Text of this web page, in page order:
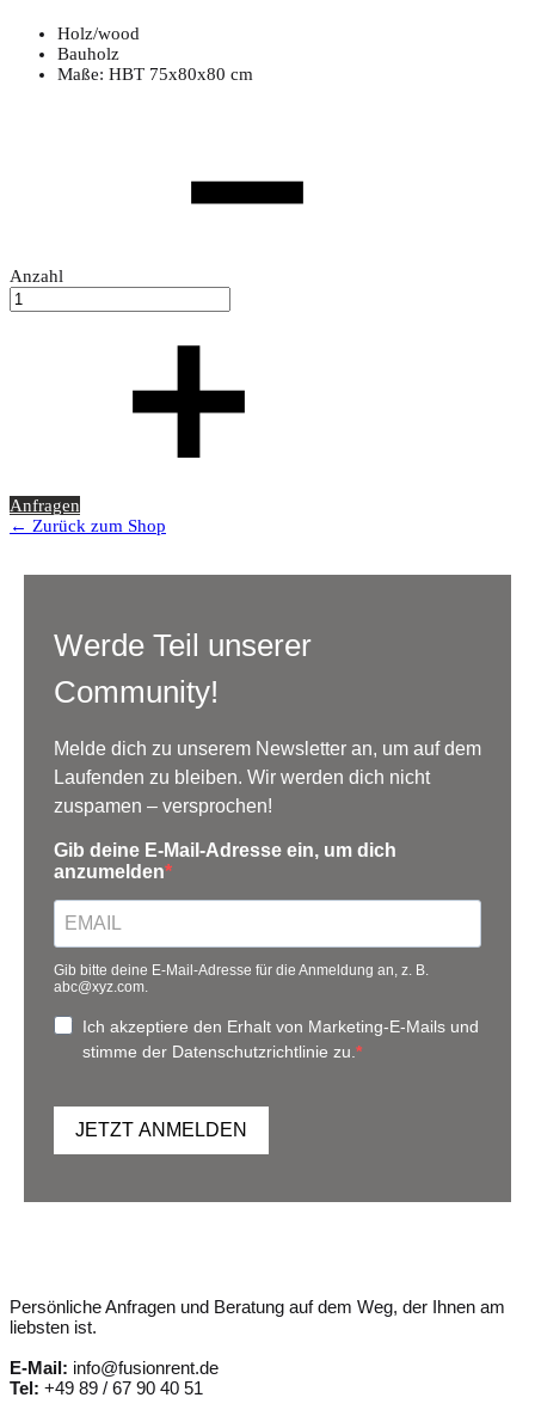
Holz/wood
Bauholz
Maße: HBT 75x80x80 cm
Anzahl
Anfragen
← Zurück zum Shop
Werde Teil unserer
Community!
Melde dich zu unserem Newsletter an, um auf dem
Laufenden zu bleiben. Wir werden dich nicht
zuspamen – versprochen!
Gib deine E-Mail-Adresse ein, um dich
anzumelden
Gib bitte deine E-Mail-Adresse für die Anmeldung an, z. B.
abc@xyz.com.
Ich akzeptiere den Erhalt von Marketing-E-Mails und
stimme der Datenschutzrichtlinie zu.
JETZT ANMELDEN
Persönliche Anfragen und Beratung auf dem Weg, der Ihnen am
liebsten ist.
E-Mail: info@fusionrent.de
Tel: +49 89 / 67 90 40 51